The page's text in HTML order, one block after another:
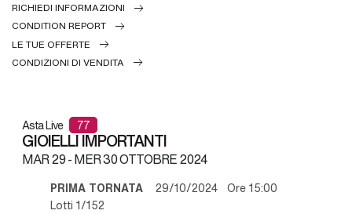
RICHIEDI INFORMAZIONI
CONDITION REPORT
LE TUE OFFERTE
CONDIZIONI DI VENDITA
Asta Live 77
GIOIELLI IMPORTANTI
MAR29 -MER30 OTTOBRE 2024
PRIMA TORNATA29/10/2024 Ore 15:00
Lotti 1/152